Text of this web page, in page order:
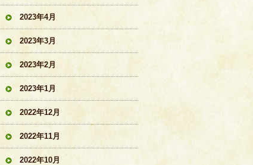
2023年4月
2023年3月
2023年2月
2023年1月
2022年12月
2022年11月
2022年10月